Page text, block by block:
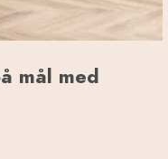
mål med